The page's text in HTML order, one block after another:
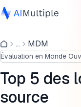
IA agentique
cybersécurité
Données
Logiciel
Services
... MDM
Évaluation en Monde
Top 5 des
source
Fournisseurs